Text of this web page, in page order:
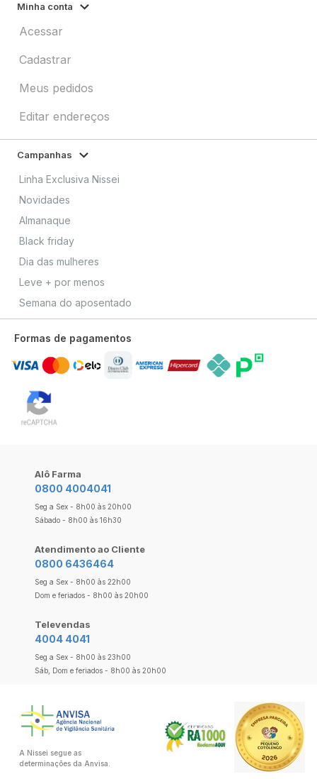
Minha conta
Acessar
Cadastrar
Meus pedidos
Editar endereços
Campanhas
Linha Exclusiva Nissei
Novidades
Almanaque
Black friday
Dia das mulheres
Leve + por menos
Semana do aposentado
Formas de pagamentos
Alô Farma
0800 4004041
Seg a Sex - 8h00 às 20h00
Sábado - 8h00 às 16h30
Atendimento ao Cliente
0800 6436464
Seg a Sex - 8h00 às 22h00
Dom e feriados - 8h00 às 20h00
Televendas
4004 4041
Seg a Sex - 8h00 às 23h00
Sáb, Dom e feriados - 8h00 às 20h00
A Nissei segue as
determinações da Anvisa.